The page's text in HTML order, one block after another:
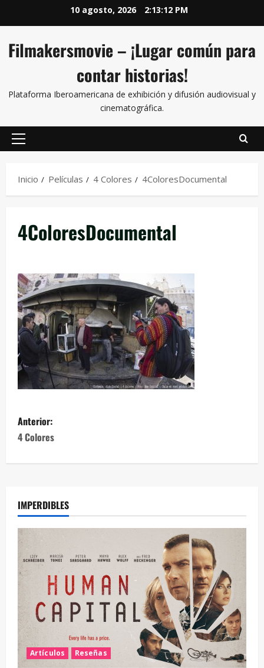
10 agosto, 2026 2:13:13 PM
Filmakersmovie – ¡Lugar común para
contar historias!
Plataforma Iberoamericana de exhibición y difusión audiovisual y
cinematográfica.
Inicio Películas 4 Colores 4ColoresDocumental
4ColoresDocumental
Anterior:
4 Colores
IMPERDIBLES
Artículos Reseñas